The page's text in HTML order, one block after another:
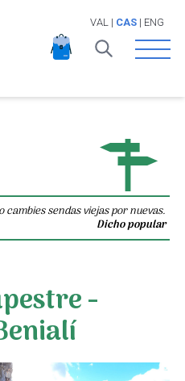
VAL | CAS| ENG
Open
cambies sendas viejas por nuevas.
Dicho popular
-